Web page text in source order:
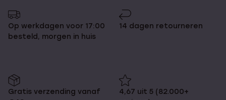
Op werkdagen voor 17:00
besteld, morgen in huis
14 dagen retourneren
Gratis verzending vanaf
4,67 uit 5 (82.000+